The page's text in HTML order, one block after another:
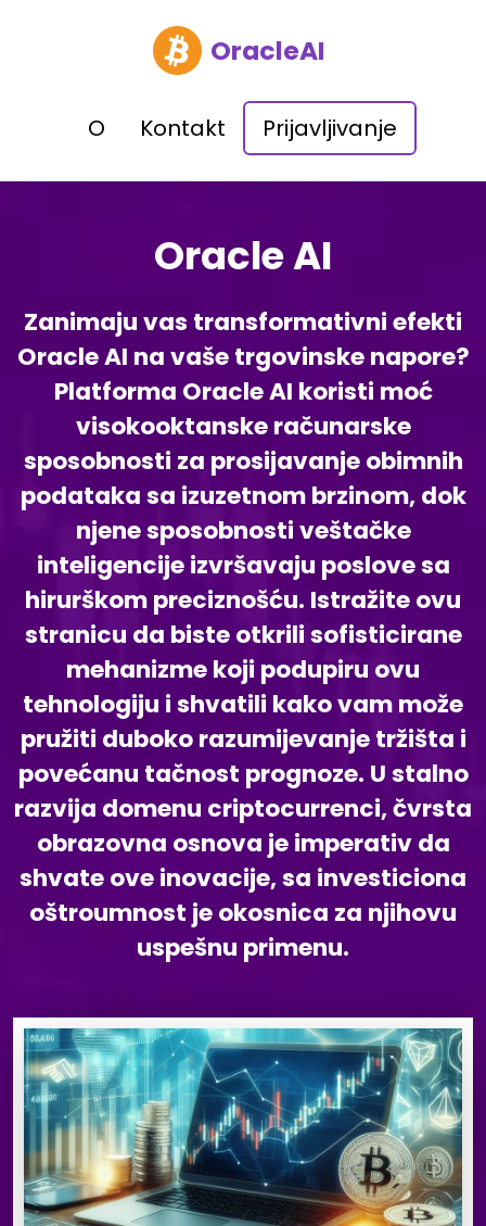
OracleAI
O Kontakt Prijavljivanje
Oracle AI
Zanimaju vas transformativni efekti
Oracle AI na vaše trgovinske napore?
Platforma Oracle AI koristi moć
visokooktanske računarske
sposobnosti za prosijavanje obimnih
podataka sa izuzetnom brzinom, dok
njene sposobnosti veštačke
inteligencije izvršavaju poslove sa
hirurškom preciznošću. Istražite ovu
stranicu da biste otkrili sofisticirane
mehanizme koji podupiru ovu
tehnologiju i shvatili kako vam može
pružiti duboko razumijevanje tržišta i
povećanu tačnost prognoze. U stalno
razvija domenu criptocurrenci, čvrsta
obrazovna osnova je imperativ da
shvate ove inovacije, sa investiciona
oštroumnost je okosnica za njihovu
uspešnu primenu.